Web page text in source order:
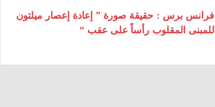
فرانس برس : حقيقة صورة ” إعادة إعصار ميلتون
للمبنى المقلوب رأساً على عقب “